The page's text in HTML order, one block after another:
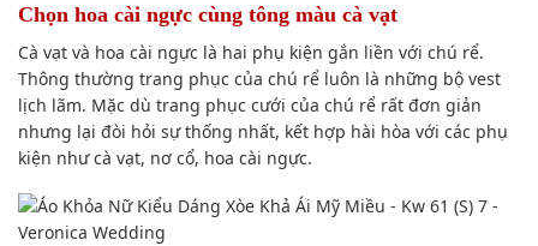
Chọn hoa cài ngực cùng tông màu cà vạt
Cà vạt và hoa cài ngực là hai phụ kiện gắn liền với chú rể.
Thông thường trang phục của chú rể luôn là những bộ vest
lịch lãm. Mặc dù trang phục cưới của chú rể rất đơn giản
nhưng lại đòi hỏi sự thống nhất, kết hợp hài hòa với các phụ
kiện như cà vạt, nơ cổ, hoa cài ngực.